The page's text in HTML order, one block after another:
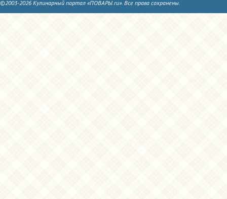
©2003-2026 Кулинарный портал «ПОВАРЫ.ru». Все права сохранены.